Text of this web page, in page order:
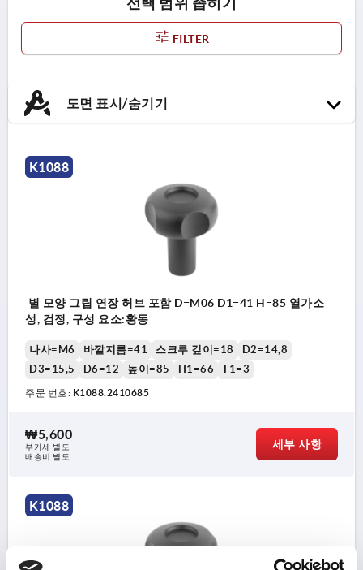
FILTER
도면 표시/숨기기
K1088
별 모양 그립 연장 허브 포함 D=M06 D1=41 H=85 열가소
성, 검정, 구성 요소:황동
나사=M6 바깥지름=41 스크루 깊이=18
D2=14,8
D3=15,5
D6=12 높이=85 H1=66 T1=3
주문 번호: K1088.2410685
₩5,600
부가세 별도
배송비 별도
세부 사항
K1088